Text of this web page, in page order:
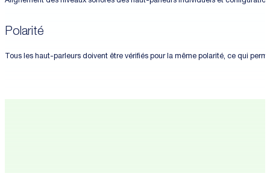
Polarité
Tous les haut-parleurs doivent être vérifiés pour la même polarité, ce qui